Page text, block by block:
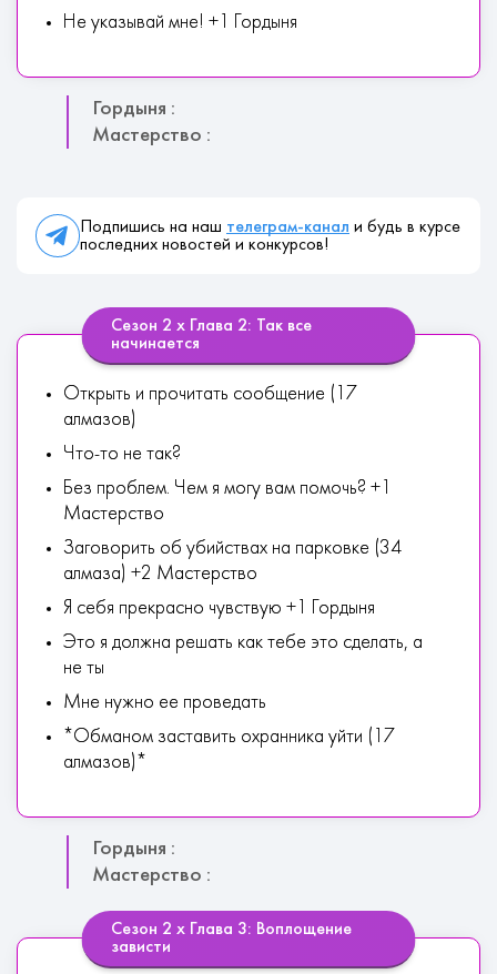
Не указывай мне! +1 Гордыня
Гордыня :
Мастерство :
Подпишись на наш телеграм-канал и будь в курсе
последних новостей и конкурсов!
Сезон 2 х Глава 2: Так все
начинается
Открыть и прочитать сообщение (17
алмазов)
Что-то не так?
Без проблем. Чем я могу вам помочь? +1
Мастерство
Заговорить об убийствах на парковке (34
алмаза) +2 Мастерство
Я себя прекрасно чувствую +1 Гордыня
Это я должна решать как тебе это сделать, а
не ты
Мне нужно ее проведать
*Обманом заставить охранника уйти (17
алмазов)*
Гордыня :
Мастерство :
Сезон 2 х Глава 3: Воплощение
зависти